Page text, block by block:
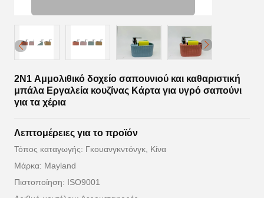
2N1 Αμμολιθικό δοχείο σαπουνιού και καθαριστική
μπάλα Εργαλεία κουζίνας Κάρτα για υγρό σαπούνι
για τα χέρια
Λεπτομέρειες για το προϊόν
Τόπος καταγωγής: Γκουανγκντόνγκ, Κίνα
Μάρκα: Mayland
Πιστοποίηση: ISO9001